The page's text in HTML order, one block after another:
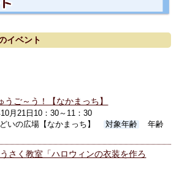
イベント
うご～う！【なかまっち】
月21日10：30～11：30
いの広場【なかまっち】 対象年齢
年齢
さく教室「ハロウィンの衣装を作ろ